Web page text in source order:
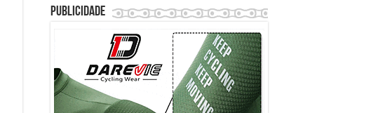
Publicidade